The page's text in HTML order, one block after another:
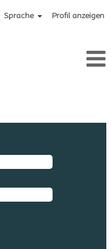
Sprache Profil anzeigen